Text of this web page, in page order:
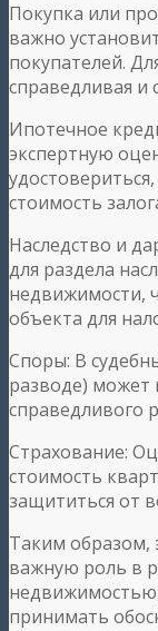
Покупка или
важно
покупателей.
справедливая и
Ипотечное
экспертную
стоимость
Наследство и
для раздела
недвижимости,
объекта для
Споры: В
разводе) может
справедливого
Страхование:
стоимость
защититься от
Таким образом,
важную роль в
принимать